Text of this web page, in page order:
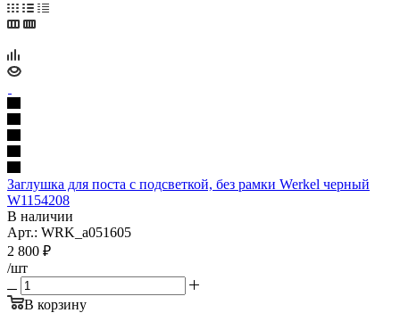
Заглушка для поста с подсветкой, без рамки Werkel черный
W1154208
В наличии
Арт.: WRK_a051605
2 800 ₽
/шт
В корзину